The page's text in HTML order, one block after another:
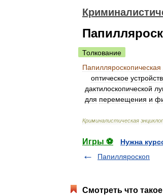
Толкование
Папилляроскопическая
оптическое
дактилоскопической
для перемещения и
Криминалистическая
Игры ⚽
Нужна
Папилляроскоп
Смотреть что